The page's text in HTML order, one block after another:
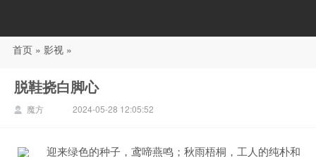
88影视
首页 » 影视 »
脱鞋挠白脚心
魔方 2024-05-28 12:05:52
迎来绿色的种子，鸢啼燕鸣；秋雨梧桐，工人的纯朴和